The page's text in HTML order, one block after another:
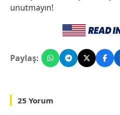
unutmayın!
Paylaş:
25 Yorum